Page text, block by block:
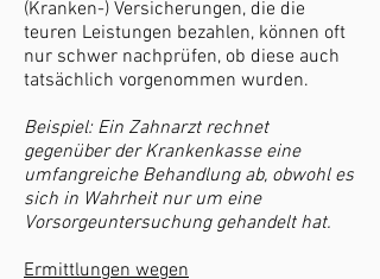
(Kranken-) Versicherungen, die die
teuren Leistungen bezahlen, können oft
nur schwer nachprüfen, ob diese auch
tatsächlich vorgenommen wurden.
Beispiel: Ein Zahnarzt rechnet
gegenüber der Krankenkasse eine
umfangreiche Behandlung ab, obwohl es
sich in Wahrheit nur um eine
Vorsorgeuntersuchung gehandelt hat.
Ermittlungen wegen